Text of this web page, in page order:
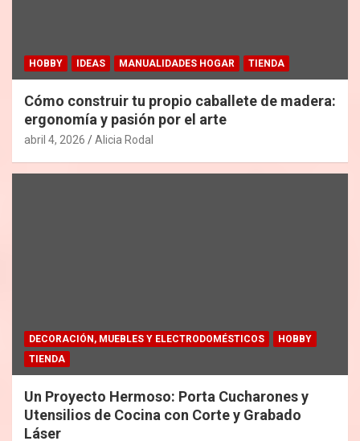
HOBBY IDEAS MANUALIDADES HOGAR TIENDA
Cómo construir tu propio caballete de madera:
ergonomía y pasión por el arte
abril 4, 2026 Alicia Rodal
DECORACIÓN, MUEBLES Y ELECTRODOMÉSTICOS
HOBBY
TIENDA
Un Proyecto Hermoso: Porta Cucharones y
Utensilios de Cocina con Corte y Grabado
Láser